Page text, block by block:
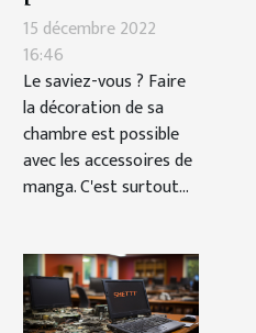
parlons-en !
15 décembre 2022
16:46
Le saviez-vous ? Faire
la décoration de sa
chambre est possible
avec les accessoires de
manga. C'est surtout...